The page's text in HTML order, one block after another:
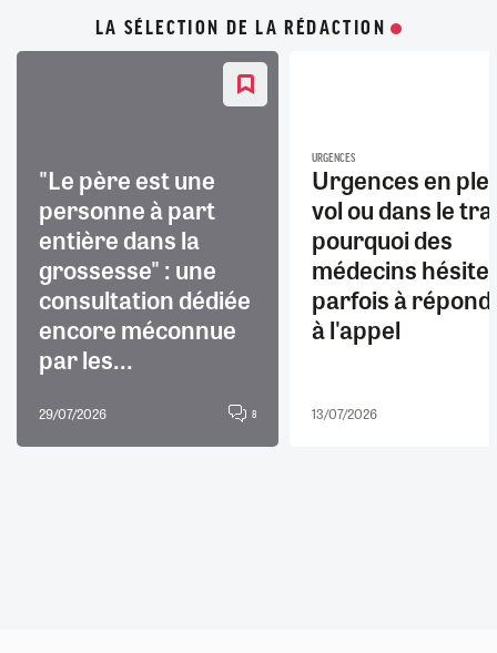
LA SÉLECTION DE LA RÉDACTION
"Le père est une
personne à part
entière dans la
grossesse" : une
consultation dédiée
encore méconnue
par les...
29/07/2026 8
URGENCES
Urgences en
vol ou dans le
pourquoi des
médecins
parfois à
à l'appel
13/07/2026